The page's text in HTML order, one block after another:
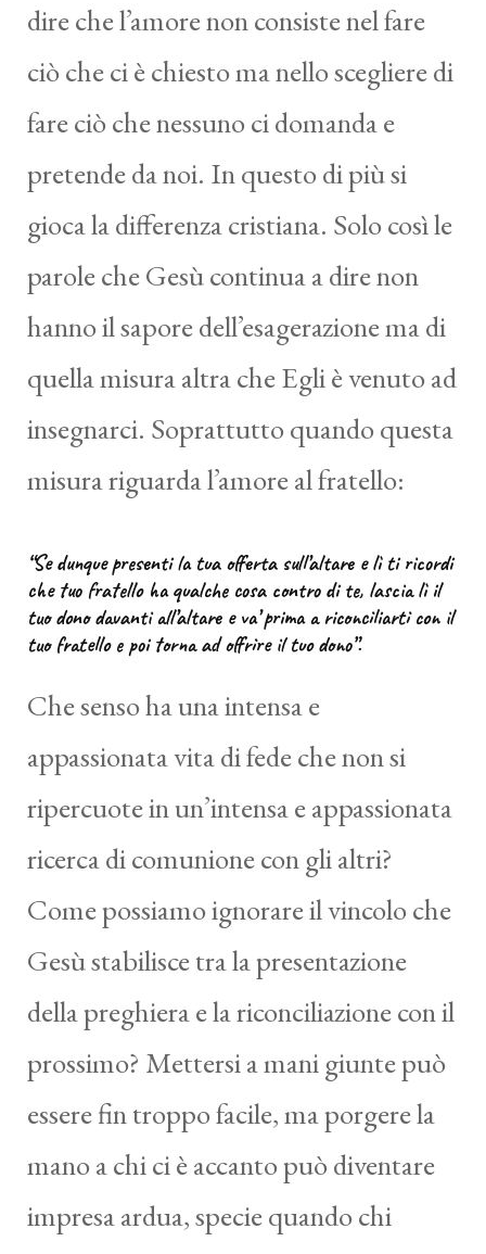
dire che l’amore non consiste nel fare
ciò che ci è chiesto ma nello scegliere di
fare ciò che nessuno ci domanda e
pretende da noi. In questo di più si
gioca la differenza cristiana. Solo così le
parole che Gesù continua a dire non
hanno il sapore dell’esagerazione ma di
quella misura altra che Egli è venuto ad
insegnarci. Soprattutto quando questa
misura riguarda l’amore al fratello:
“Se dunque presenti la tua offerta sull’altare e lì ti ricordi
che tuo fratello ha qualche cosa contro di te, lascia lì il
tuo dono davanti all’altare e va’ prima a riconciliarti con il
tuo fratello e poi torna ad offrire il tuo dono”.
Che senso ha una intensa e
appassionata vita di fede che non si
ripercuote in un’intensa e appassionata
ricerca di comunione con gli altri?
Come possiamo ignorare il vincolo che
Gesù stabilisce tra la presentazione
della preghiera e la riconciliazione con il
prossimo? Mettersi a mani giunte può
essere fin troppo facile, ma porgere la
mano a chi ci è accanto può diventare
impresa ardua, specie quando chi